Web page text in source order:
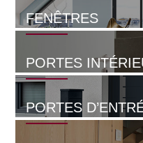
FENÊTRES
PORTES
PORTES